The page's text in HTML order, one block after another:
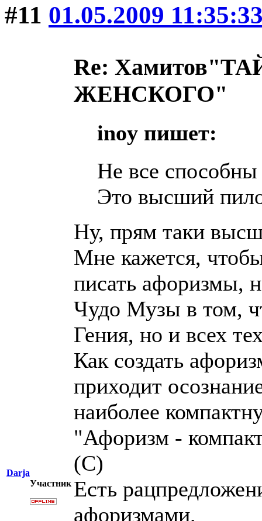
#11 01.05.2009
Darja
Участник
Re:
ЖЕНСКОГО"
inoy пишет:
Не все
Это высший
Ну, прям таки
Мне кажется,
писать афоризмы,
Чудо Музы в том,
Гения, но и всех
Как создать
приходит
наиболее
"Афоризм -
(С)
Есть
афоризмами.